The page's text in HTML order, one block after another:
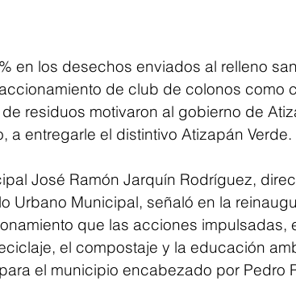
en los desechos enviados al relleno
de club de colonos como
residuos motivaron al gobierno de
a entregarle el distintivo Atizapán Verde.
José Ramón Jarquín Rodríguez,
Urbano Municipal, señaló en la
que las acciones impulsadas,
el compostaje y la educación
el municipio encabezado por Pedro